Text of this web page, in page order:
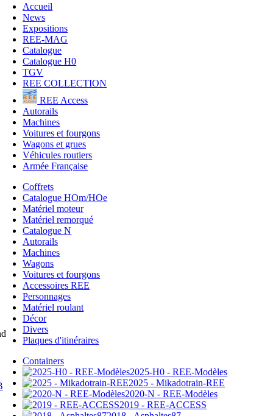
Accueil
News
Expositions
REE-MAG
Catalogue
Catalogue H0
TGV
REE COLLECTION
REE Access
Autorails
Machines
Voitures et fourgons
Wagons et grues
Véhicules routiers
Armée Française
Coffrets
Catalogue HOm/HOe
Matériel moteur
Matériel remorqué
Catalogue N
Autorails
Machines
Wagons
Voitures et fourgons
Accessoires REE
Personnages
Matériel roulant
Décor
Divers
Plaques d'itinéraires
Containers
2025-H0 - REE-Modèles
2025 - Mikadotrain-REE
2020-N - REE-Modèles
2019 - REE-ACCESS